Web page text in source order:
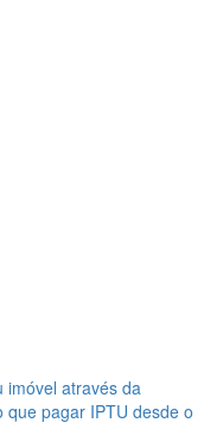
imóvel através da
que pagar IPTU desde o